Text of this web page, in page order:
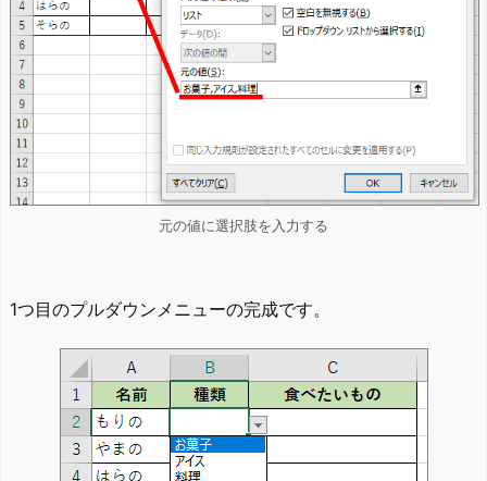
元の値に選択肢を入力する
1つ目のプルダウンメニューの完成です。